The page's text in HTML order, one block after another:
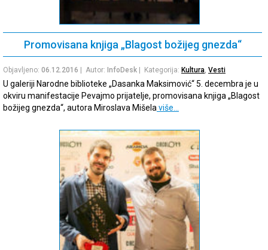
Promovisana knjiga „Blagost božijeg gnezda“
Objavljeno: 06.12.2016 | Autor: InfoDesk | Kategorija: Kultura, Vesti
U galeriji Narodne biblioteke „Dasanka Maksimović“ 5. decembra je u
okviru manifestacije Pevajmo prijatelje, promovisana knjiga „Blagost
božijeg gnezda“, autora Miroslava Mišelaviše…